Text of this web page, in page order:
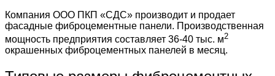
Компания ООО ПКП «СДС» производит и продает
фасадные фиброцементные панели. Производственная
мощность предприятия составляет 36-40 тыс. м2
окрашенных фиброцементных панелей в месяц.